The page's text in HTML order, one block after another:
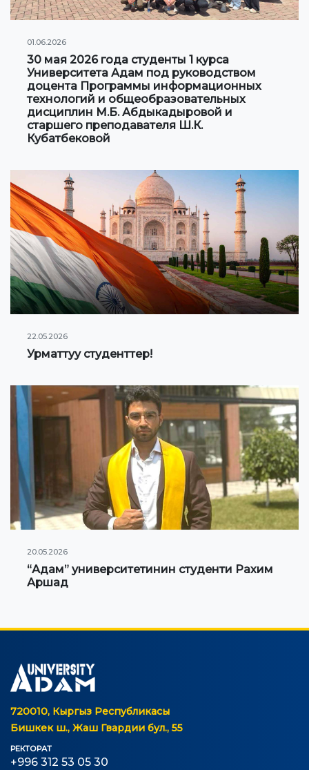
01.06.2026
30 мая 2026 года студенты 1 курса
Университета Адам под руководством
доцента Программы информационных
технологий и общеобразовательных
дисциплин М.Б. Абдыкадыровой и
старшего преподавателя Ш.К.
Кубатбековой
22.05.2026
Урматтуу студенттер!
20.05.2026
“Адам” университетинин студенти Рахим
Аршад
720010, Кыргыз Республикасы
Бишкек ш., Жаш Гвардии бул., 55
РЕКТОРАТ
+996 312 53 05 30